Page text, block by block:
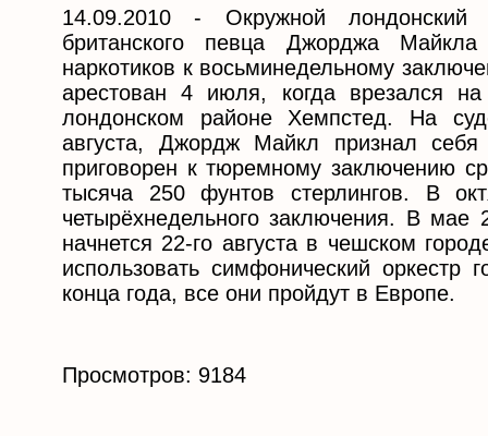
14.09.2010 - Окружной лондонский
британского певца Джорджа
наркотиков к восьминедельному
арестован 4 июля, когда врезался
лондонском районе Хемпстед. На
августа, Джордж Майкл признал
приговорен к тюремному заключению
тысяча 250 фунтов стерлингов. В
четырёхнедельного заключения. В
начнется 22-го августа в чешском
использовать симфонический
конца года, все они пройдут в Европе.
Просмотров: 9184